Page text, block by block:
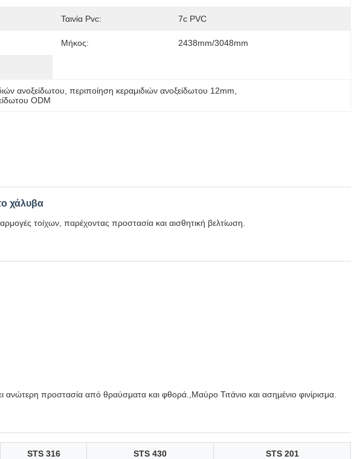
Ταινία Pvc: 7c PVC
Μήκος: 2438mm/3048mm
ανοξείδωτου περιποίηση κεραμιδιών ανοξείδωτου 12mm
ODM
χάλυβα
τοίχων, παρέχοντας προστασία και αισθητική βελτίωση.
ανώτερη προστασία από θραύσματα και φθορά.,Μαύρο Τιτάνιο και ασημένιο φινίρισμα.
STS 316 STS 430 STS 201